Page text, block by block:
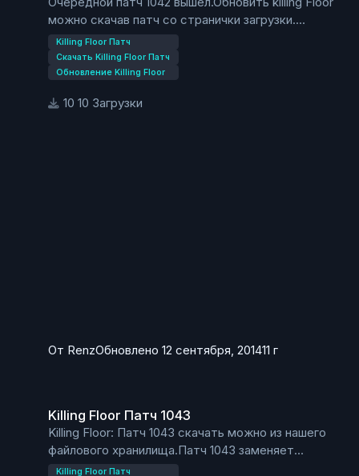
можно скачав патч со странички загрузки.
В патче 1042 находится обновление системных
файлов игры.
Killing Floor Патч
Скачать Killing Floor Патч
Обновление Killing Floor
10 Загрузки
От RenzОбновлено 12 сентября, 201411 г
Killing Floor Патч 1043
Killing Floor: Патч 1043 скачать можно из нашего
файлового хранилища.Патч 1043 заменяет
мутантов из ивента «Halloween» на
Killing Floor Патч